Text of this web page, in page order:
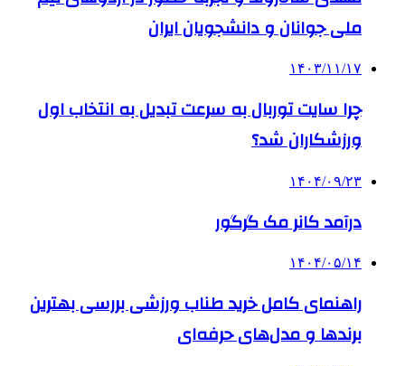
ملی جوانان و دانشجویان ایران
۱۴۰۳/۱۱/۱۷
چرا سایت توربال به ‌سرعت تبدیل به انتخاب اول
ورزشکاران شد؟
۱۴۰۴/۰۹/۲۳
درآمد کانر مک گرگور
۱۴۰۴/۰۵/۱۴
راهنمای کامل خرید طناب ورزشی بررسی بهترین
برندها و مدل‌های حرفه‌ای